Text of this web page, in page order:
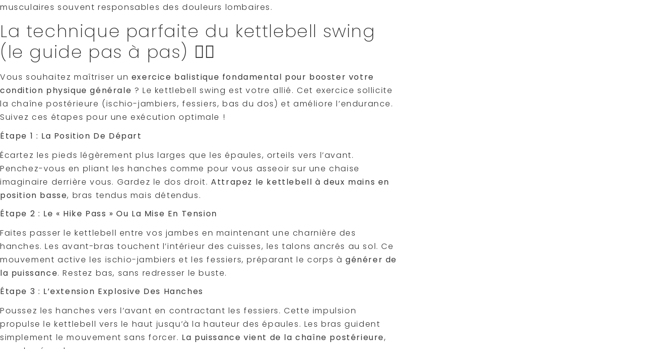
musculaires souvent responsables des douleurs lombaires.
La technique parfaite du kettlebell swing
(le guide pas à pas) 🏋️‍♂️
Vous souhaitez maîtriser un exercice balistique fondamental pour booster votre
condition physique générale ? Le kettlebell swing est votre allié. Cet exercice sollicite
la chaîne postérieure (ischio-jambiers, fessiers, bas du dos) et améliore l’endurance.
Suivez ces étapes pour une exécution optimale !
Étape 1 : La Position De Départ
Écartez les pieds légèrement plus larges que les épaules, orteils vers l’avant.
Penchez-vous en pliant les hanches comme pour vous asseoir sur une chaise
imaginaire derrière vous. Gardez le dos droit.Attrapez le kettlebell à deux mains en
position basse, bras tendus mais détendus.
Étape 2 : Le « Hike Pass » Ou La Mise En Tension
Faites passer le kettlebell entre vos jambes en maintenant une charnière des
hanches. Les avant-bras touchent l’intérieur des cuisses, les talons ancrés au sol. Ce
mouvement active les ischio-jambiers et les fessiers, préparant le corps à générer de
la puissance. Restez bas, sans redresser le buste.
Étape 3 : L’extension Explosive Des Hanches
Poussez les hanches vers l’avant en contractant les fessiers. Cette impulsion
propulse le kettlebell vers le haut jusqu’à la hauteur des épaules. Les bras guident
simplement le mouvement sans forcer. La puissance vient de la chaîne postérieure,